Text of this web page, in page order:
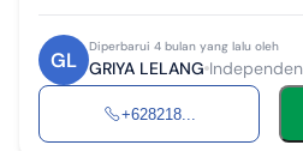
GL
Diperbarui 4 bulan yang lalu oleh
GRIYA LELANG Independen
+628218...